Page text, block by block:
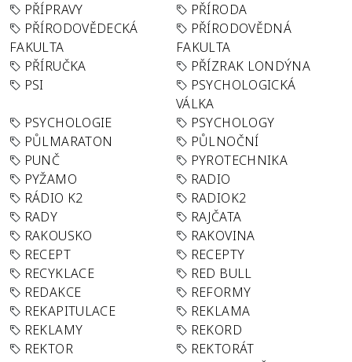
PŘÍPRAVY
PŘÍRODA
PŘÍRODOVĚDECKÁ
FAKULTA
PŘÍRODOVĚDNÁ
FAKULTA
PŘÍRUČKA
PŘÍZRAK LONDÝNA
PSI
PSYCHOLOGICKÁ
VÁLKA
PSYCHOLOGIE
PSYCHOLOGY
PŮLMARATON
PŮLNOČNÍ
PUNČ
PYROTECHNIKA
PYŽAMO
RADIO
RÁDIO K2
RADIOK2
RADY
RAJČATA
RAKOUSKO
RAKOVINA
RECEPT
RECEPTY
RECYKLACE
RED BULL
REDAKCE
REFORMY
REKAPITULACE
REKLAMA
REKLAMY
REKORD
REKTOR
REKTORÁT